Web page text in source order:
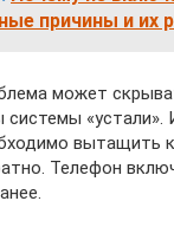
причины и их
может
«устали».
вытащить
Телефон